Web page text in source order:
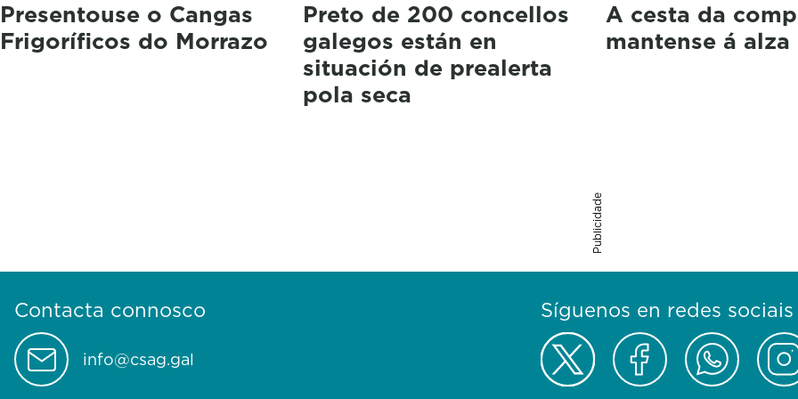
Presentouse o Cangas
Frigoríficos do Morrazo
Preto de 200 concellos
galegos están en
situación de prealerta
pola seca
A cesta da
mantense á alza
Publicidade
Contacta connosco
info@csag.gal
Síguenos en redes sociais